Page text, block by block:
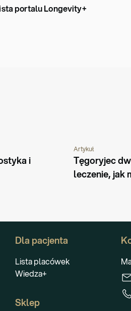
portalu Longevity+
i
CHOROBY I
Artykuł
Tęgoryjec
leczenie, jak
Dla pacjenta
Lista placówek
Wiedza+
Sklep